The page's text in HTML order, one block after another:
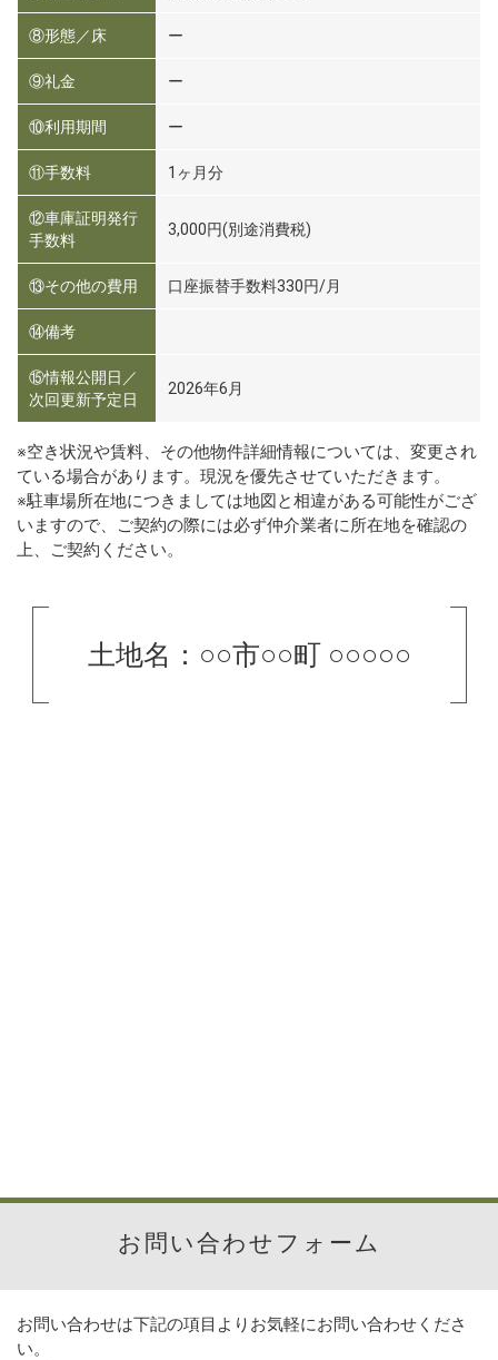
⑧形態／床 ー
⑨礼金 ー
⑩利用期間 ー
⑪手数料 1ヶ月分
⑫車庫証明発行
手数料
3,000円(別途消費税)
⑬その他の費用 口座振替手数料330円/月
⑭備考
⑮情報公開日／
次回更新予定日
2026年6月
※空き状況や賃料、その他物件詳細情報については、変更され
ている場合があります。現況を優先させていただきます。
※駐車場所在地につきましては地図と相違がある可能性がござ
いますので、ご契約の際には必ず仲介業者に所在地を確認の
上、ご契約ください。
土地名：○○市○○町 ○○○○○
お問い合わせフォーム
お問い合わせは下記の項目よりお気軽にお問い合わせくださ
い。